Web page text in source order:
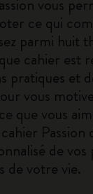
vous
ce qui
parmi huit
cahier est
pratiques et
vous
que vous
Passion
de vos
de votre vie.